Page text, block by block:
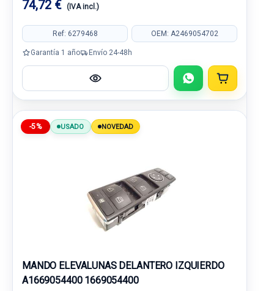
74,72 € (IVA incl.)
Ref: 6279468 OEM: A2469054702
Garantía 1 año Envío 24-48h
-5% USADO NOVEDAD
MANDO ELEVALUNAS DELANTERO IZQUIERDO
A1669054400 1669054400